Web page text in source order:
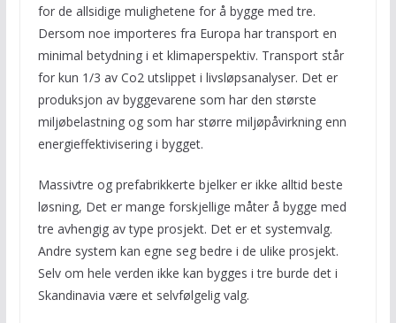
for de allsidige mulighetene for å bygge med tre.
Dersom noe importeres fra Europa har transport en
minimal betydning i et klimaperspektiv. Transport står
for kun 1/3 av Co2 utslippet i livsløpsanalyser. Det er
produksjon av byggevarene som har den største
miljøbelastning og som har større miljøpåvirkning enn
energieffektivisering i bygget.
Massivtre og prefabrikkerte bjelker er ikke alltid beste
løsning, Det er mange forskjellige måter å bygge med
tre avhengig av type prosjekt. Det er et systemvalg.
Andre system kan egne seg bedre i de ulike prosjekt.
Selv om hele verden ikke kan bygges i tre burde det i
Skandinavia være et selvfølgelig valg.